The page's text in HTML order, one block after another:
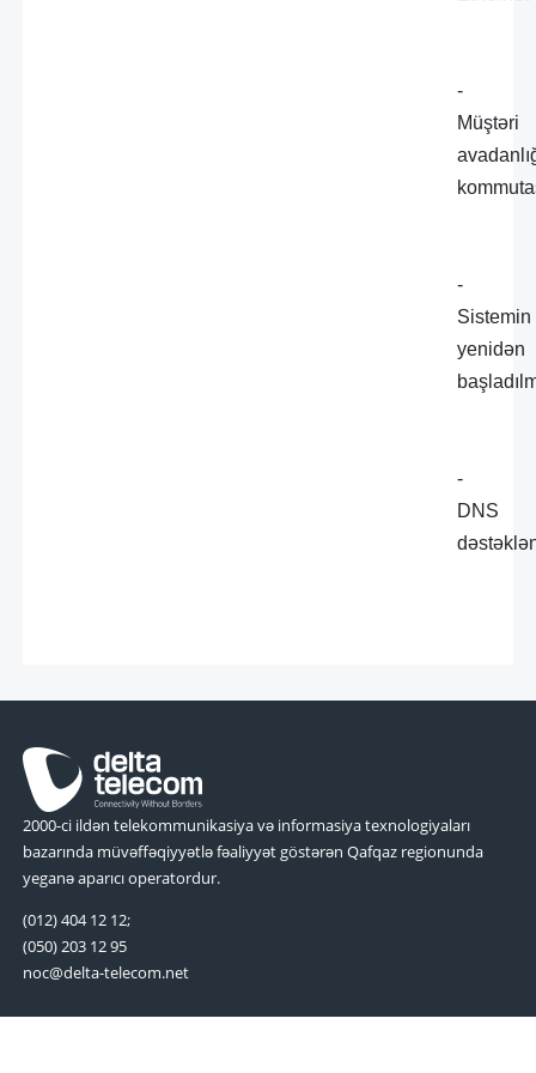
-
Müştəri
-
Sistemin
yenidən
-
DNS
2000-ci ildən telekommunikasiya və informasiya texnologiyaları
bazarında müvəffəqiyyətlə fəaliyyət göstərən Qafqaz regionunda
yeganə aparıcı operatordur.
(012) 404 12 12;
(050) 203 12 95
noc@delta-telecom.net